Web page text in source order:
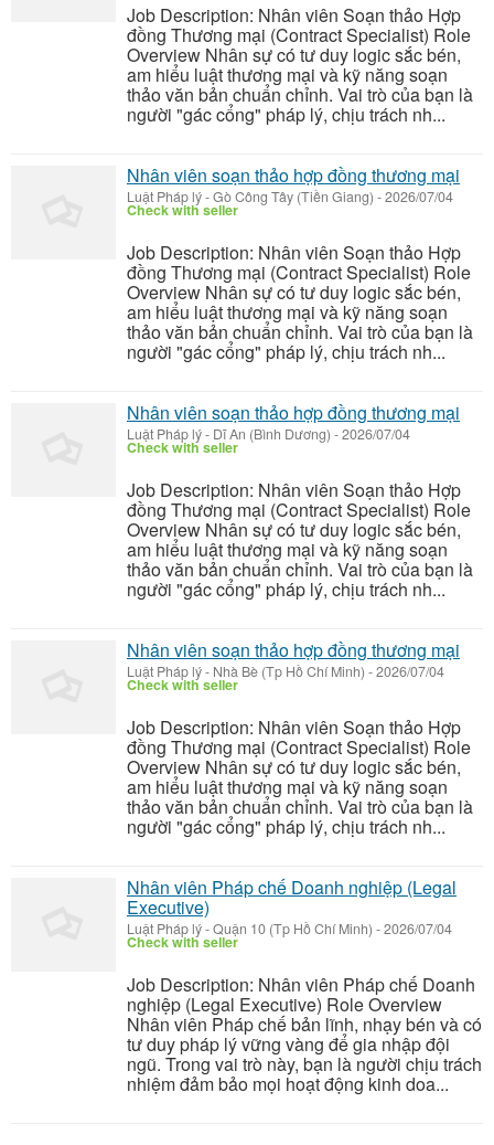
Job Description: Nhân viên Soạn thảo Hợp
đồng Thương mại (Contract Specialist) Role
Overview Nhân sự có tư duy logic sắc bén,
am hiểu luật thương mại và kỹ năng soạn
thảo văn bản chuẩn chỉnh. Vai trò của bạn là
người "gác cổng" pháp lý, chịu trách nh...
Nhân viên soạn thảo hợp đồng thương mại
Luật Pháp lý-Gò Công Tây (Tiền Giang) -2026/07/04
Check with seller
Job Description: Nhân viên Soạn thảo Hợp
đồng Thương mại (Contract Specialist) Role
Overview Nhân sự có tư duy logic sắc bén,
am hiểu luật thương mại và kỹ năng soạn
thảo văn bản chuẩn chỉnh. Vai trò của bạn là
người "gác cổng" pháp lý, chịu trách nh...
Nhân viên soạn thảo hợp đồng thương mại
Luật Pháp lý- Dĩ An (Bình Dương) -2026/07/04
Check with seller
Job Description: Nhân viên Soạn thảo Hợp
đồng Thương mại (Contract Specialist) Role
Overview Nhân sự có tư duy logic sắc bén,
am hiểu luật thương mại và kỹ năng soạn
thảo văn bản chuẩn chỉnh. Vai trò của bạn là
người "gác cổng" pháp lý, chịu trách nh...
Nhân viên soạn thảo hợp đồng thương mại
Luật Pháp lý- Nhà Bè (Tp Hồ Chí Minh) -2026/07/04
Check with seller
Job Description: Nhân viên Soạn thảo Hợp
đồng Thương mại (Contract Specialist) Role
Overview Nhân sự có tư duy logic sắc bén,
am hiểu luật thương mại và kỹ năng soạn
thảo văn bản chuẩn chỉnh. Vai trò của bạn là
người "gác cổng" pháp lý, chịu trách nh...
Nhân viên Pháp chế Doanh nghiệp (Legal
Executive)
Luật Pháp lý-Quận 10 (Tp Hồ Chí Minh) -2026/07/04
Check with seller
Job Description: Nhân viên Pháp chế Doanh
nghiệp (Legal Executive) Role Overview
Nhân viên Pháp chế bản lĩnh, nhạy bén và có
tư duy pháp lý vững vàng để gia nhập đội
ngũ. Trong vai trò này, bạn là người chịu trách
nhiệm đảm bảo mọi hoạt động kinh doa...